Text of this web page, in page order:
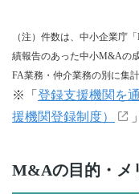
（注）件数は、中小企業庁
績報告のあった中小M&Aの
FA業務・仲介業務の別に集計
※「 登録支援機関を
援機関登録制度）
M&Aの目的・メ